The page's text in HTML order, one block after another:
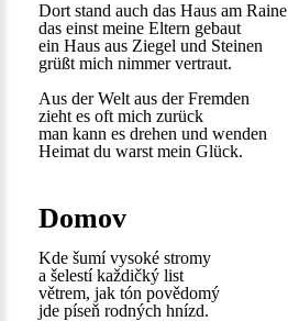
Dort stand auch das Haus am Raine
das einst meine Eltern gebaut
ein Haus aus Ziegel und Steinen
grüßt mich nimmer vertraut.
Aus der Welt aus der Fremden
zieht es oft mich zurück
man kann es drehen und wenden
Heimat du warst mein Glück.
Domov
Kde šumí vysoké stromy
a šelestí každičký list
větrem, jak tón povědomý
jde píseň rodných hnízd.